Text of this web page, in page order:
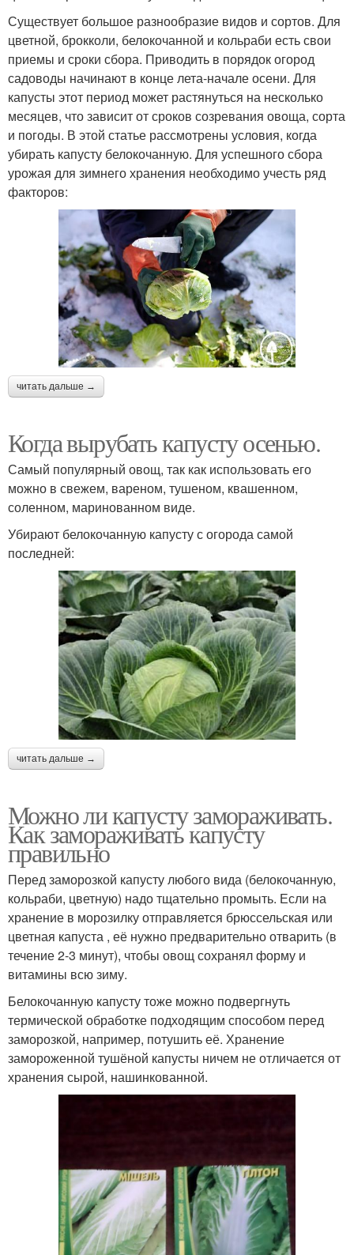
Существует большое разнообразие видов и сортов. Для
цветной, брокколи, белокочанной и кольраби есть свои
приемы и сроки сбора. Приводить в порядок огород
садоводы начинают в конце лета-начале осени. Для
капусты этот период может растянуться на несколько
месяцев, что зависит от сроков созревания овоща, сорта
и погоды. В этой статье рассмотрены условия, когда
убирать капусту белокочанную. Для успешного сбора
урожая для зимнего хранения необходимо учесть ряд
факторов:
читать дальше →
Когда вырубать капусту осенью.
Самый популярный овощ, так как использовать его
можно в свежем, вареном, тушеном, квашенном,
соленном, маринованном виде.
Убирают белокочанную капусту с огорода самой
последней:
читать дальше →
Можно ли капусту замораживать.
Как замораживать капусту
правильно
Перед заморозкой капусту любого вида (белокочанную,
кольраби, цветную) надо тщательно промыть. Если на
хранение в морозилку отправляется брюссельская или
цветная капуста , её нужно предварительно отварить (в
течение 2-3 минут), чтобы овощ сохранял форму и
витамины всю зиму.
Белокочанную капусту тоже можно подвергнуть
термической обработке подходящим способом перед
заморозкой, например, потушить её. Хранение
замороженной тушёной капусты ничем не отличается от
хранения сырой, нашинкованной.